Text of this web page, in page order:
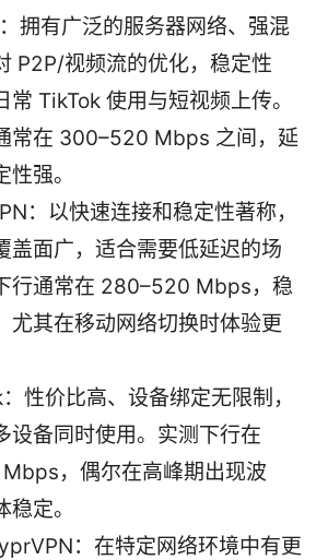
拥有广泛的服务器网络、强混
P2P/视频流的优化，稳定性
常 TikTok 使用与短视频上传。
常在 300–520 Mbps 之间，延
强。
：以快速连接和稳定性著称，
盖面广，适合需要低延迟的场
行通常在 280–520 Mbps，稳
尤其在移动网络切换时体验更
性价比高、设备绑定无限制，
设备同时使用。实测下行在
，偶尔在高峰期出现波
定。
：在特定网络环境中有更